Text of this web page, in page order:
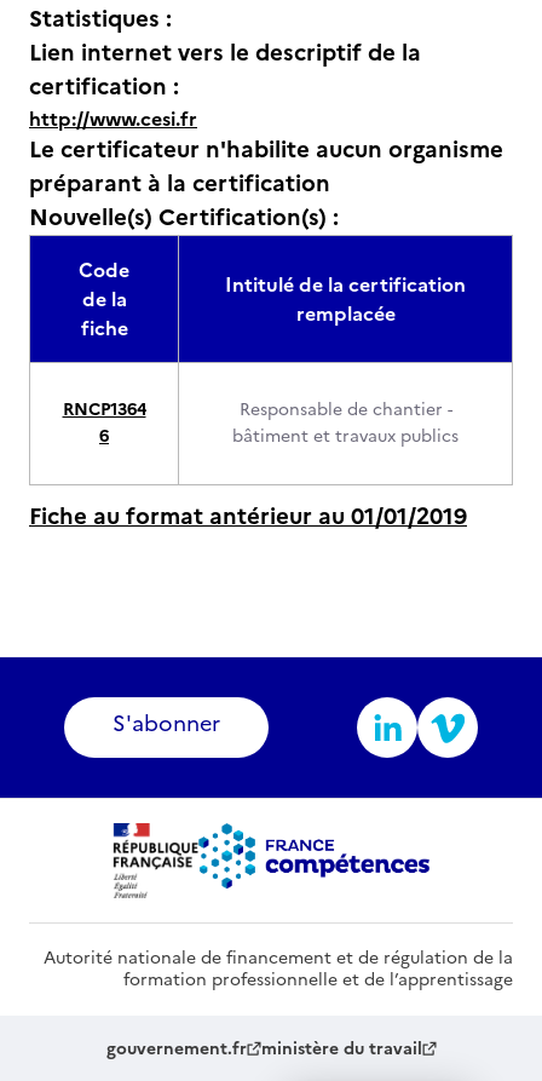
Statistiques :
Lien internet vers le descriptif de la
certification :
http://www.cesi.fr
Le certificateur n'habilite aucun organisme
préparant à la certification
Nouvelle(s) Certification(s) :
Code
de la
fiche
Intitulé de la certification
remplacée
RNCP1364
6
Responsable de chantier -
bâtiment et travaux publics
Fiche au format antérieur au 01/01/2019
S'abonner
Autorité nationale de financement et de régulation de la
formation professionnelle et de l’apprentissage
gouvernement.fr ministère du travail